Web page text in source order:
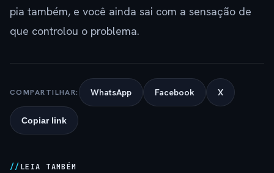
pia também, e você ainda sai com a sensação de
que controlou o problema.
COMPARTILHAR: WhatsApp Facebook X
Copiar link
LEIA TAMBÉM